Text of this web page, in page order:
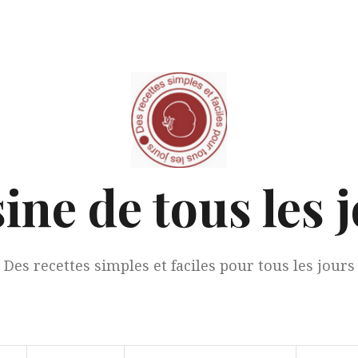
de tous les
Des recettes simples et faciles pour tous les jours